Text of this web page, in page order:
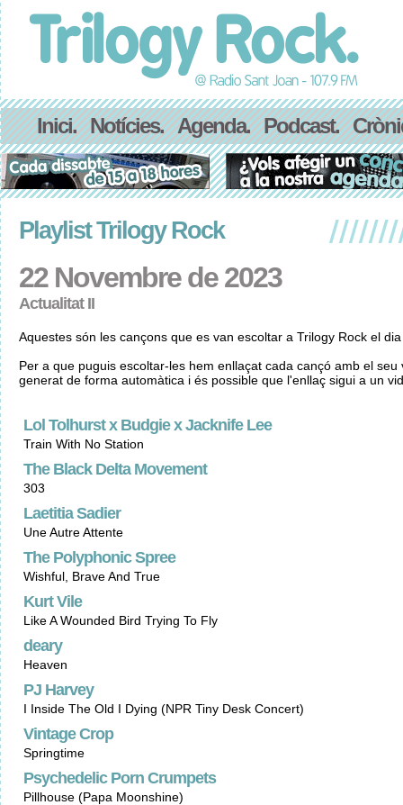
Inici. Notícies. Agenda. Podcast.
Playlist Trilogy Rock
22 Novembre de 2023
Actualitat II
Aquestes són les cançons que es van escoltar a Trilogy Rock el
Per a que puguis escoltar-les hem enllaçat cada cançó amb el
generat de forma automàtica i és possible que l'enllaç sigui a un
Lol Tolhurst x Budgie x Jacknife Lee
Train With No Station
The Black Delta Movement
303
Laetitia Sadier
Une Autre Attente
The Polyphonic Spree
Wishful, Brave And True
Kurt Vile
Like A Wounded Bird Trying To Fly
deary
Heaven
PJ Harvey
I Inside The Old I Dying (NPR Tiny Desk Concert)
Vintage Crop
Springtime
Psychedelic Porn Crumpets
Pillhouse (Papa Moonshine)